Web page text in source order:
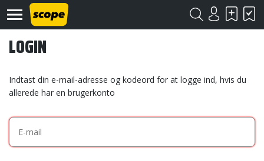
LOGIN
Indtast din e-mail-adresse og kodeord for at logge ind, hvis du
allerede har en brugerkonto